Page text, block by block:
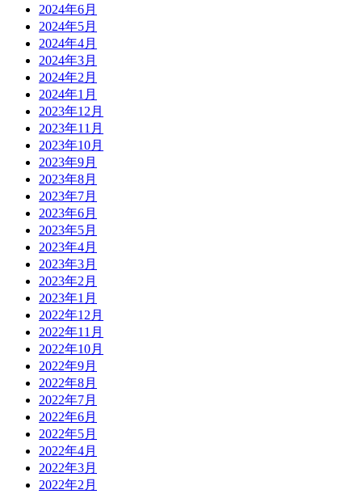
2024年6月
2024年5月
2024年4月
2024年3月
2024年2月
2024年1月
2023年12月
2023年11月
2023年10月
2023年9月
2023年8月
2023年7月
2023年6月
2023年5月
2023年4月
2023年3月
2023年2月
2023年1月
2022年12月
2022年11月
2022年10月
2022年9月
2022年8月
2022年7月
2022年6月
2022年5月
2022年4月
2022年3月
2022年2月